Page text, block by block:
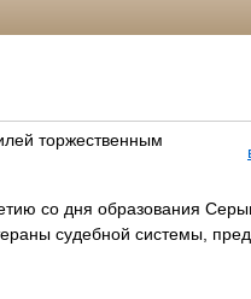
торжественным
со дня образования
судебной системы,